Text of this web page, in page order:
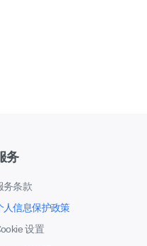
务
务条款
人信息保护政策
设置